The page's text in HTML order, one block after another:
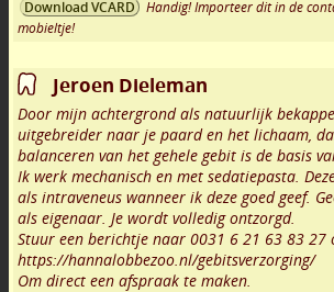
Download VCARD
Handig! Importeer dit in de
mobieltje!
Jeroen Dieleman
Door mijn achtergrond als natuurlijk
uitgebreider naar je paard en het lichaam,
balanceren van het gehele gebit is de basis
Ik werk mechanisch en met sedatiepasta.
als intraveneus wanneer ik deze goed geef.
als eigenaar. Je wordt volledig ontzorgd.
Stuur een berichtje naar 0031 6 21 63 83 27
https://hannalobbezoo.nl/gebitsverzorging/
Om direct een afspraak te maken.